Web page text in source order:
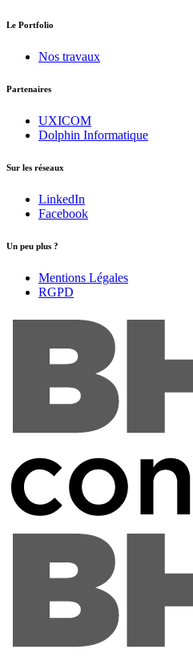
Le Portfolio
Nos travaux
Partenaires
UXICOM
Dolphin Informatique
Sur les réseaux
LinkedIn
Facebook
Un peu plus ?
Mentions Légales
RGPD